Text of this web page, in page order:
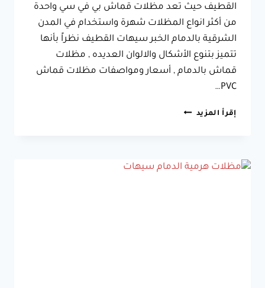
القطيف حيث تعد مظلات قماش بي في سي واحدة
من أكثر انواع المظلات شهرة واستخدام في المدن
الشرقية بالدمام الخبر سيهات القطيف نظراً بأنها
تتميز بتنوع الأشكال والالوان العديده , مظلات
قماش بالدمام , أسعار ومواصفات مظلات قماش
PVC…
إقرأ المزيد تركيب
جوال:0533038309
مظلات